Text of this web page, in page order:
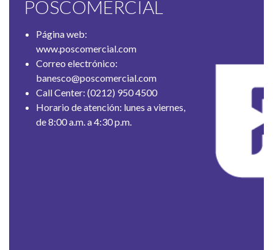
POSCOMERCIAL
Página web:
www.poscomercial.com
Correo electrónico:
banesco@poscomercial.com
Call Center: (0212) 950 4500
Horario de atención: lunes a viernes,
de 8:00 a.m. a 4:30 p.m.